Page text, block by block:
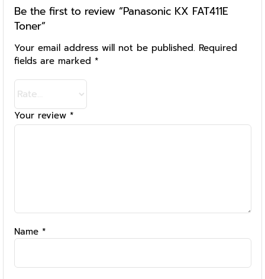
Be the first to review “Panasonic KX FAT411E
Toner”
Your email address will not be published. Required
fields are marked *
Your review *
Name *